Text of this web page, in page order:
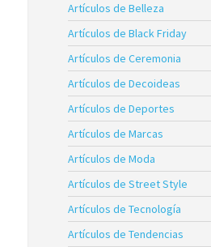
Artículos de Belleza
Artículos de Black Friday
Artículos de Ceremonia
Artículos de Decoideas
Artículos de Deportes
Artículos de Marcas
Artículos de Moda
Artículos de Street Style
Artículos de Tecnología
Artículos de Tendencias